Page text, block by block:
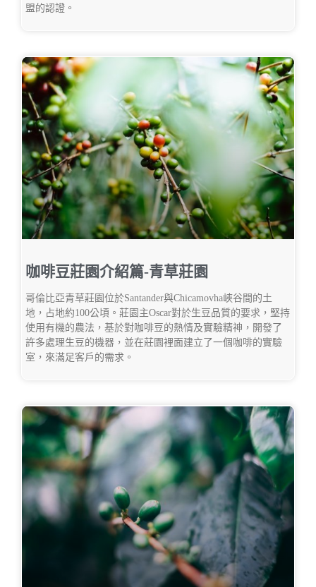
盟的認證。
咖啡豆莊園介紹篇-青草莊園
哥倫比亞青草莊園位於Santander與Chicamovha峽谷間的土
地，占地約100公頃。莊園主Oscar對於生豆品質的要求，堅持
使用有機的農法，基於對咖啡豆的熱情及實驗精神，開發了
許多處理生豆的機器，並在莊園裡面建立了一個咖啡的實驗
室，來滿足客戶的需求。